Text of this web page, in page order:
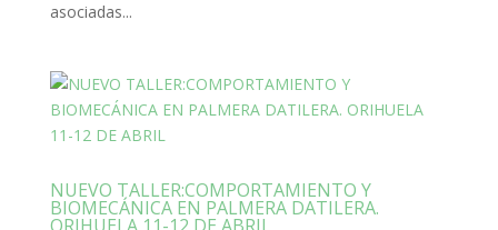
asociadas...
NUEVO TALLER:COMPORTAMIENTO Y
BIOMECÁNICA EN PALMERA DATILERA.